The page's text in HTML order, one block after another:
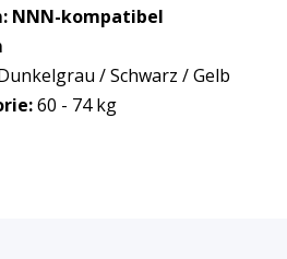
NNN-kompatibel
/ Schwarz / Gelb
60 - 74 kg